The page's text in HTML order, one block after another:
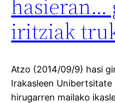
hasieran…
iritziak
Atzo (2014/09/9) hasi
Irakasleen Unibertsitate
hirugarren mailako